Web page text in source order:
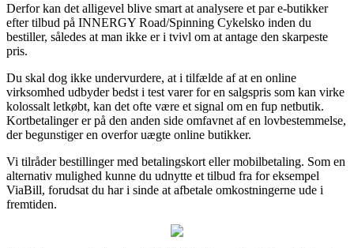
Derfor kan det alligevel blive smart at analysere et par e-butikker
efter tilbud på INNERGY Road/Spinning Cykelsko inden du
bestiller, således at man ikke er i tvivl om at antage den skarpeste
pris.
Du skal dog ikke undervurdere, at i tilfælde af at en online
virksomhed udbyder bedst i test varer for en salgspris som kan virke
kolossalt letkøbt, kan det ofte være et signal om en fup netbutik.
Kortbetalinger er på den anden side omfavnet af en lovbestemmelse,
der begunstiger en overfor uægte online butikker.
Vi tilråder bestillinger med betalingskort eller mobilbetaling. Som en
alternativ mulighed kunne du udnytte et tilbud fra for eksempel
ViaBill, forudsat du har i sinde at afbetale omkostningerne ude i
fremtiden.